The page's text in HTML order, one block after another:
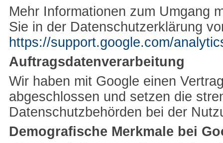
Mehr Informationen zum Umgang
Sie in der Datenschutzerklärung
https://support.google.com/
Auftragsdatenverarbeitung
Wir haben mit Google einen
abgeschlossen und setzen die
Datenschutzbehörden bei der
Demografische Merkmale bei